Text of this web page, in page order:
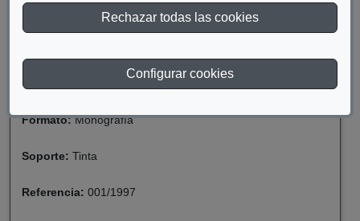
Rechazar todas las cookies
Configurar cookies
Año de publicación: 1997
Fecha de catalogación: 2020
Formato: Monografía
Soporte: Tinta
Referencia: 001/1997